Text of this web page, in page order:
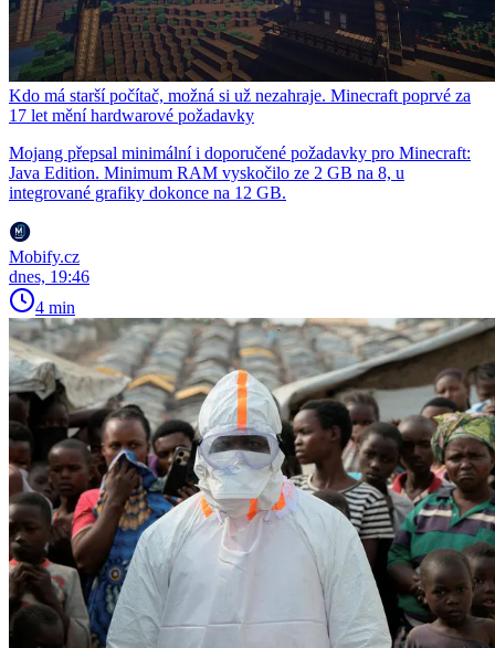
Kdo má starší počítač, možná si už nezahraje. Minecraft poprvé za
17 let mění hardwarové požadavky
Mojang přepsal minimální i doporučené požadavky pro Minecraft:
Java Edition. Minimum RAM vyskočilo ze 2 GB na 8, u
integrované grafiky dokonce na 12 GB.
Mobify.cz
dnes, 19:46
4 min